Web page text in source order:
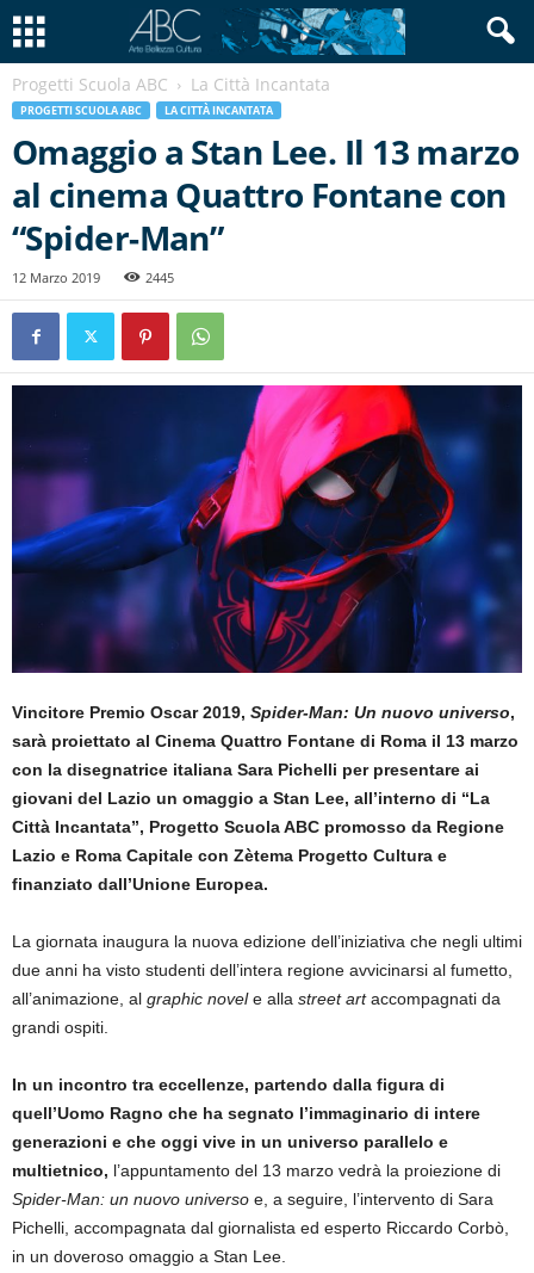
Progetti Scuola ABC La Città Incantata
PROGETTI SCUOLA ABC LA CITTÀ INCANTATA
Omaggio a Stan Lee. Il 13 marzo
al cinema Quattro Fontane con
“Spider-Man”
12 Marzo 2019 2445
Vincitore Premio Oscar 2019, Spider-Man: Un nuovo universo,
sarà proiettato al Cinema Quattro Fontane di Roma il 13 marzo
con la disegnatrice italiana Sara Pichelli per presentare ai
giovani del Lazio un omaggio a Stan Lee, all’interno di “La
Città Incantata”, Progetto Scuola ABC promosso da Regione
Lazio e Roma Capitale con Zètema Progetto Cultura e
finanziato dall’Unione Europea.
La giornata inaugura la nuova edizione dell’iniziativa che negli ultimi
due anni ha visto studenti dell’intera regione avvicinarsi al fumetto,
all’animazione, al graphic novele alla street artaccompagnati da
grandi ospiti.
In un incontro tra eccellenze, partendo dalla figura di
quell’Uomo Ragno che ha segnato l’immaginario di intere
generazioni e che oggi vive in un universo parallelo e
multietnico, l’appuntamento del 13 marzo vedrà la proiezione di
Spider-Man: un nuovo universo e, a seguire, l’intervento di Sara
Pichelli, accompagnata dal giornalista ed esperto Riccardo Corbò,
in un doveroso omaggio a Stan Lee.